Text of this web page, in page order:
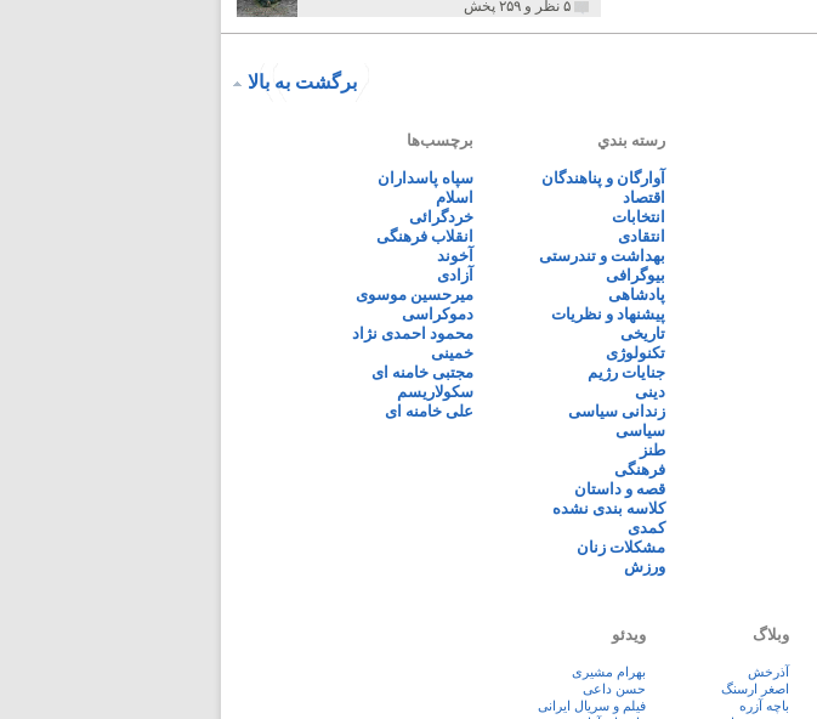
۵ نظر و ۲۵۹ پخش
برگشت به بالا
رسته بندي
آوارگان و پناهندگان
اقتصاد
انتخابات
انتقادی
بهداشت و تندرستی
بیوگرافی
پادشاهی
پیشنهاد و نظریات
تاریخی
تکنولوژی
جنایات رژیم
دینی
زندانی سیاسی
سیاسی
طنز
فرهنگی
قصه و داستان
کلاسه بندی نشده
کمدی
مشکلات زنان
ورزش
برچسب‌ها
سپاه پاسداران
اسلام
خردگرائی
انقلاب فرهنگی
آخوند
آزادی
میرحسین موسوی
دموکراسی
محمود احمدی نژاد
خمینی
مجتبی خامنه ای
سکولاریسم
علی خامنه ای
وبلاگ
آذرخش
اصغر ارسنگ
باچه آزره
ویدئو
بهرام مشیری
حسن داعی
فيلم و سريال ايرانی